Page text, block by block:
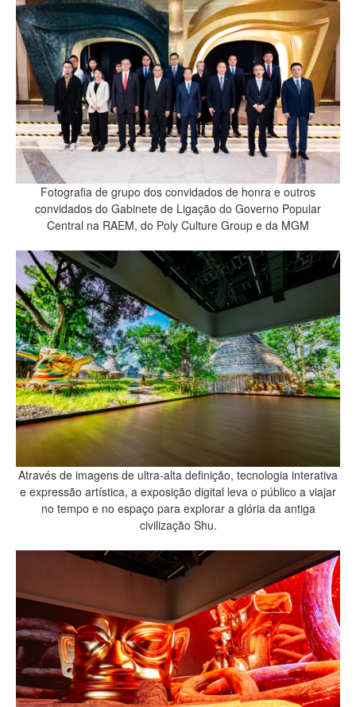
Fotografia de grupo dos convidados de honra e outros
convidados do Gabinete de Ligação do Governo Popular
Central na RAEM, do Poly Culture Group e da MGM
Através de imagens de ultra-alta definição, tecnologia interativa
e expressão artística, a exposição digital leva o público a viajar
no tempo e no espaço para explorar a glória da antiga
civilização Shu.